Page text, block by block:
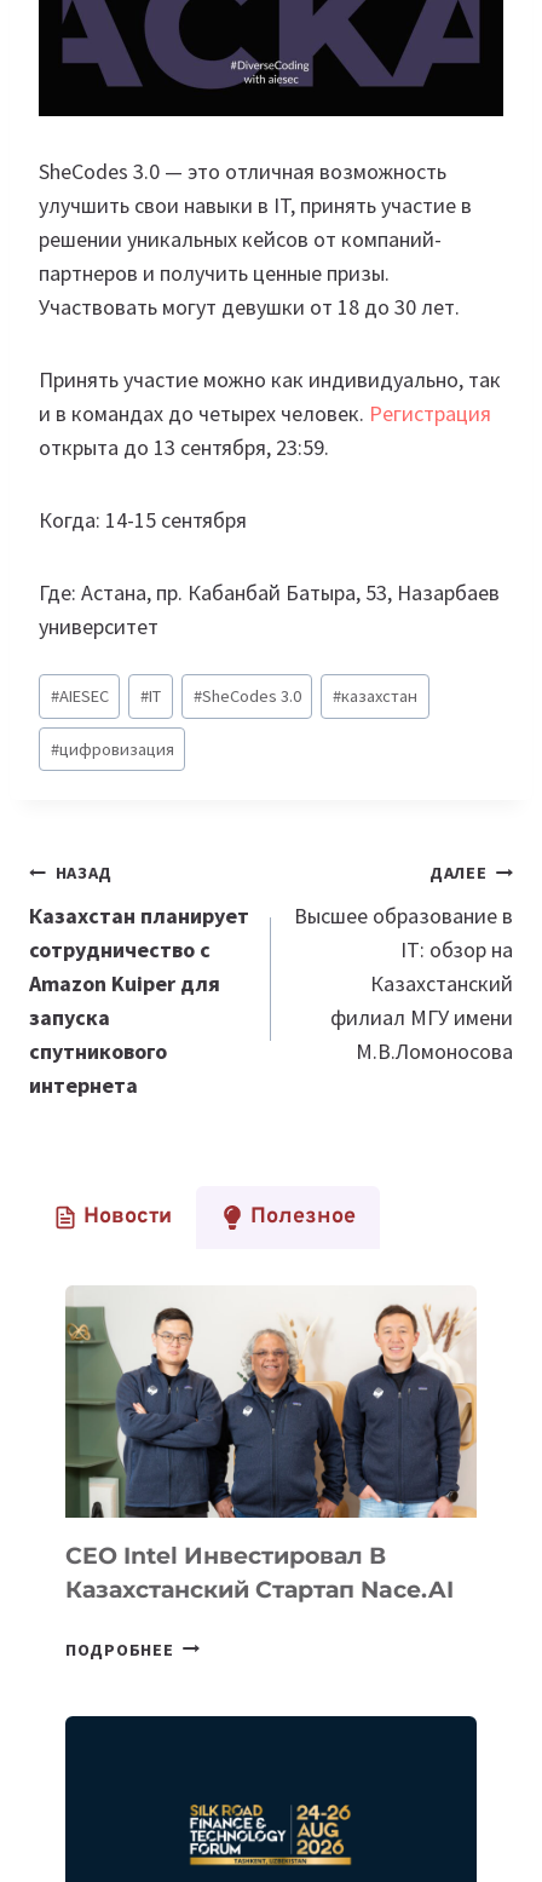
SheCodes 3.0 — это отличная возможность
улучшить свои навыки в IT, принять участие в
решении уникальных кейсов от компаний-
партнеров и получить ценные призы.
Участвовать могут девушки от 18 до 30 лет.
Принять участие можно как индивидуально, так
и в командах до четырех человек. Регистрация
открыта до 13 сентября, 23:59.
Когда: 14-15 сентября
Где: Астана, пр. Кабанбай Батыра, 53, Назарбаев
университет
Метки
записи:
#AIESEC #IT #SheCodes 3.0 #казахстан
#цифровизация
Навигация
по
записям
НАЗАД
Казахстан планирует
сотрудничество с
Amazon Kuiper для
запуска
спутникового
интернета
ДАЛЕЕ
Высшее образование в
IT: обзор на
Казахстанский
филиал МГУ имени
М.В.Ломоносова
Новости Полезное
CEO Intel Инвестировал В
Казахстанский Стартап Nace.AI
ПОДРОБНЕЕ CEO
NACE.AI